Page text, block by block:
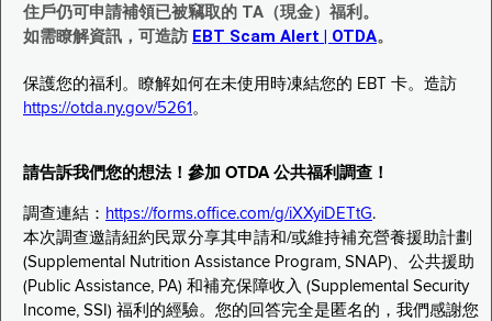
住戶仍可申請補領已被竊取的 TA（現金）福利。
如需瞭解資訊，可造訪 EBT Scam Alert | OTDA。
保護您的福利。瞭解如何在未使用時凍結您的 EBT 卡。造訪
https://otda.ny.gov/5261 。
請告訴我們您的想法！參加 OTDA 公共福利調查！
調查連結： https://forms.office.com/g/iXXyiDETtG.
本次調查邀請紐約民眾分享其申請和/或維持補充營養援助計劃
(Supplemental Nutrition Assistance Program, SNAP)、公共援助
(Public Assistance, PA) 和補充保障收入 (Supplemental Security
Income, SSI) 福利的經驗。您的回答完全是匿名的，我們感謝您